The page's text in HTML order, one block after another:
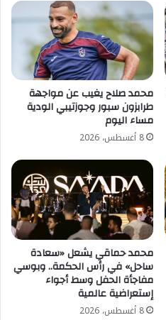
محمد صلاح يغيب عن مواجهة
طرابزون سبور وجوزتيبي الودية
مساء اليوم
8 أغسطس، 2026
محمد حماقي يشعل «سعادة
ساحل» في رأس الحكمة.. وبوسي
مفاجأة الحفل وسط أجواء
إستعراضية عالمية
8 أغسطس، 2026